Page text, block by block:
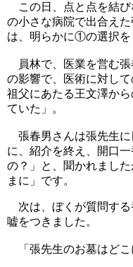
この日、点と点を結び
の小さな病院で出合え
は、明らかに①の選択を
員林で、医業を営む張
の影響で、医術に対し
祖父にあたる王文澤か
ていた」。
張春男さんは張先生に
に、紹介を終え、開口
の？」と、聞かれまし
まに」です。
次は、ぼくが質問する
嘘をつきました。
「張先生のお墓はどこ